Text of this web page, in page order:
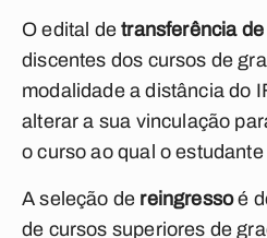
O edital de transferência
discentes dos cursos de
modalidade a distância do
alterar a sua vinculação
o curso ao qual o
A seleção de reingressoé
de cursos superiores de